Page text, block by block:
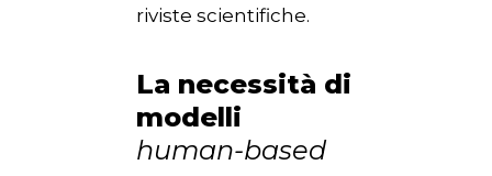
riviste scientifiche.
La necessità di
modelli
human-based